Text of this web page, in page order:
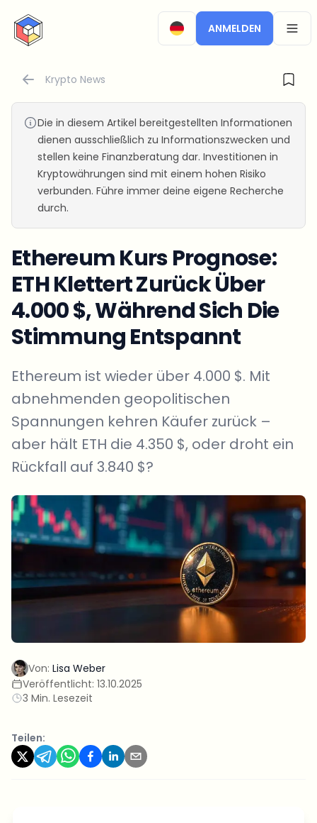
CryptoTicker
ANMELDEN
Krypto News
Die in diesem Artikel bereitgestellten Informationen
dienen ausschließlich zu Informationszwecken und
stellen keine Finanzberatung dar. Investitionen in
Kryptowährungen sind mit einem hohen Risiko
verbunden. Führe immer deine eigene Recherche
durch.
Ethereum Kurs Prognose:
ETH Klettert Zurück Über
4.000 $, Während Sich Die
Stimmung Entspannt
Ethereum ist wieder über 4.000 $. Mit
abnehmenden geopolitischen
Spannungen kehren Käufer zurück –
aber hält ETH die 4.350 $, oder droht ein
Rückfall auf 3.840 $?
Von: Lisa Weber
Veröffentlicht: 13.10.2025
3 Min. Lesezeit
Teilen: